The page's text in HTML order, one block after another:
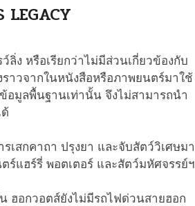
LEGACY
ลิ่ง หรือเรียกว่าไม่มีส่วนเกี่ยวข้องกับ
าวจากในหนังสือหรือภาพยนตร์มาใช้
มูลพื้นฐานเท่านั้น จึงไม่สามารถนำ
เสกคาถา ปรุงยา และจับสัตว์วิเศษมา
ร์แฮร์รี่ พอตเตอร์ และสัตว์มหัศจรรย์ฯ
ฮอกวอตส์ยังไม่มีรถไฟด่วนสายฮอก